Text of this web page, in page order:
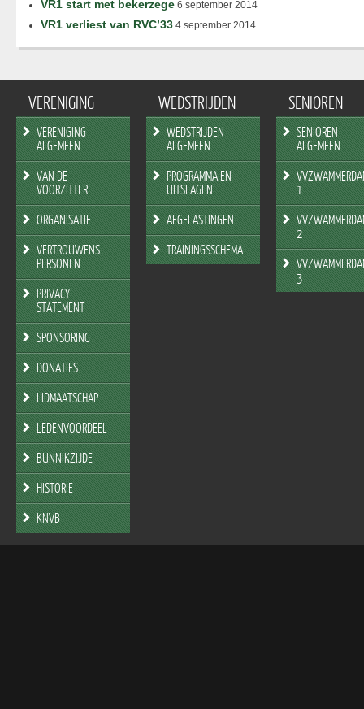
VR1 start met bekerzege 6 september 2014
VR1 verliest van RVC’33 4 september 2014
VERENIGING
VERENIGING
ALGEMEEN
VAN DE
VOORZITTER
ORGANISATIE
VERTROUWENS
PERSONEN
PRIVACY
STATEMENT
SPONSORING
DONATIES
LIDMAATSCHAP
LEDENVOORDEEL
BUNNIKZIJDE
HISTORIE
KNVB
WEDSTRIJDEN
WEDSTRIJDEN
ALGEMEEN
PROGRAMMA EN
UITSLAGEN
AFGELASTINGEN
TRAININGSSCHEMA
SENIOREN
SENIOREN
ALGEMEEN
1
2
3